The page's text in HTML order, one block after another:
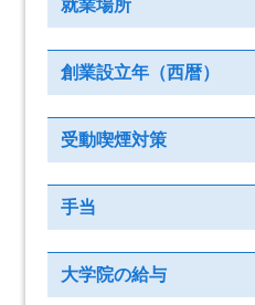
就業場所
創業設立年（西暦）
受動喫煙対策
手当
大学院の給与